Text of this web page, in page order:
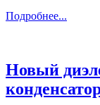
Подробнее...
Новый